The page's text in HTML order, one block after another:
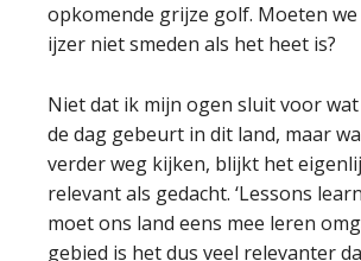
opkomende grijze golf. Moeten
ijzer niet smeden als het heet is?
Niet dat ik mijn ogen sluit voor
de dag gebeurt in dit land, maar
verder weg kijken, blijkt het
relevant als gedacht. ‘Lessons
moet ons land eens mee leren
gebied is het dus veel relevanter